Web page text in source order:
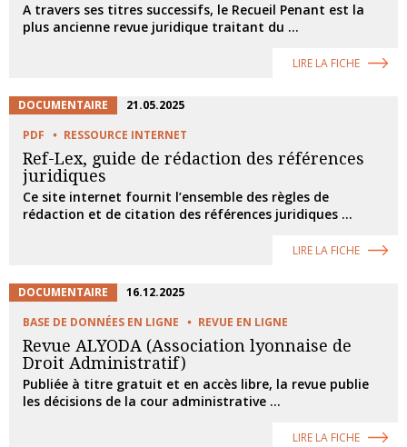
A travers ses titres successifs, le Recueil Penant est la
plus ancienne revue juridique traitant du ...
LIRE LA FICHE
DOCUMENTAIRE
21.05.2025
PDF
RESSOURCE INTERNET
Ref-Lex, guide de rédaction des références
juridiques
Ce site internet fournit l’ensemble des règles de
rédaction et de citation des références juridiques ...
LIRE LA FICHE
DOCUMENTAIRE
16.12.2025
BASE DE DONNÉES EN LIGNE
REVUE EN LIGNE
Revue ALYODA (Association lyonnaise de
Droit Administratif)
Publiée à titre gratuit et en accès libre, la revue publie
les décisions de la cour administrative ...
LIRE LA FICHE